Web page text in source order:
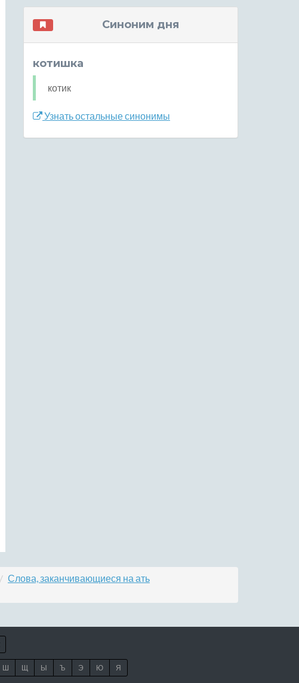
Синоним дня
котишка
котик
Узнать остальные синонимы
Слова, заканчивающиеся на ать
Ш Щ Ы Ъ Э Ю Я